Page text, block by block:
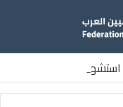
وسط قطاع غزة